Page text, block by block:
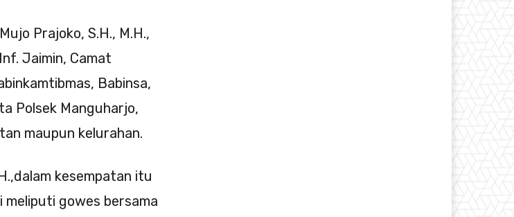
Prajoko, S.H., M.H.,
Jaimin, Camat
Babinsa,
Polsek Manguharjo,
maupun kelurahan.
kesempatan itu
meliputi gowes bersama